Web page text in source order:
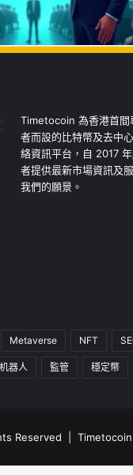
Timetocoin 為香港首間
者而設的比特幣及去中
絡資訊平台，自 2017
者提供最新市場資訊及
我們的願景。
Metaverse NFT
器人 監管 穩定幣
Reserved |